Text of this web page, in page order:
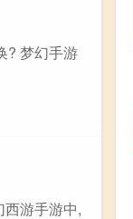
? 梦幻手游
西游手游中,